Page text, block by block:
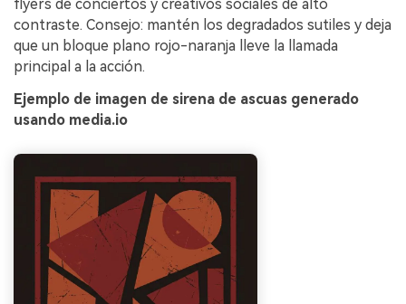
flyers de conciertos y creativos sociales de alto
contraste. Consejo: mantén los degradados sutiles y deja
que un bloque plano rojo-naranja lleve la llamada
principal a la acción.
Ejemplo de imagen de sirena de ascuas generado
usando media.io